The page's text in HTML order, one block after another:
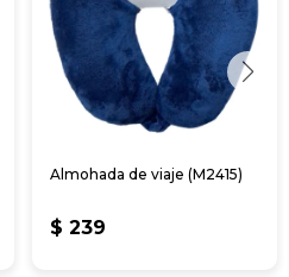
Almohada de viaje (M2415)
$ 239